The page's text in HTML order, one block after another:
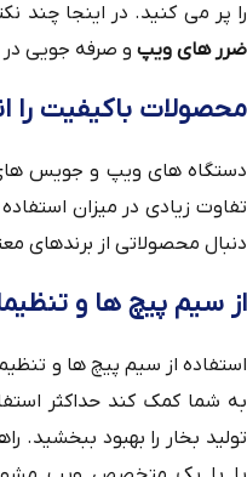
را پر می کنید. در اینجا چند
ضرر های ویپ و صرفه جویی
محصولات باکیفیت را
دستگاه های ویپ و جویس های
تفاوت زیادی در میزان
دنبال محصولاتی از برندهای
از سیم پیچ ها و
استفاده از سیم پیچ ها و
به شما کمک کند حداکثر
تولید بخار را بهبود ببخشید.